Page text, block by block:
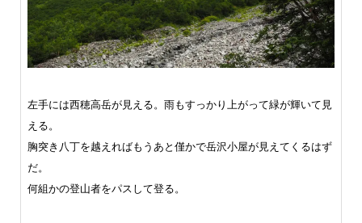
左手には西穂高岳が見える。雨もすっかり上がって緑が輝いて見
える。
胸突き八丁を越えればもうあと僅かで岳沢小屋が見えてくるはず
だ。
何組かの登山者をパスして登る。